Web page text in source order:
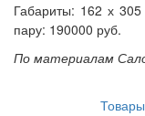
Габариты: 162 х
пару: 190000 руб.
По материалам